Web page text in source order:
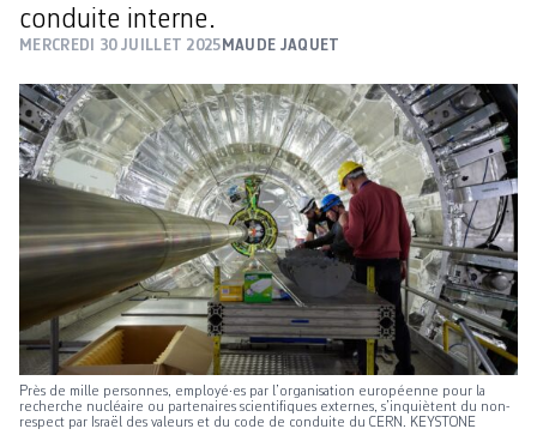
conduite interne.
MERCREDI 30 JUILLET 2025 MAUDE JAQUET
Près de mille personnes, employé·es par l’organisation européenne pour la
recherche nucléaire ou partenaires scientifiques externes, s’inquiètent du non-
respect par Israël des valeurs et du code de conduite du CERN. KEYSTONE